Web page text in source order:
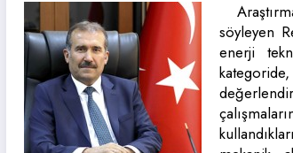
söyleyen
enerji